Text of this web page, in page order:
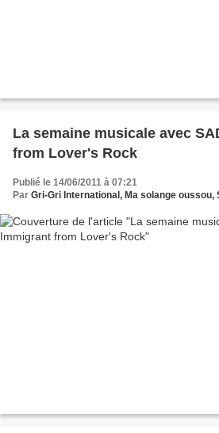
La semaine musicale avec
from Lover's Rock
Publié le 14/06/2011 à 07:21
Par Gri-Gri International, Ma solange oussou,